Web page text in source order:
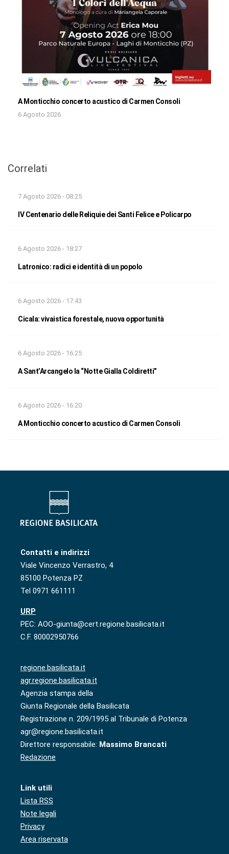
A Monticchio concerto acustico di Carmen Consoli
6 Agosto 2026
Correlati
7 Agosto 2026 - 08:25
IV Centenario delle Reliquie dei Santi Felice e Policarpo
6 Agosto 2026 - 18:27
Latronico: radici e identità di un popolo
6 Agosto 2026 - 17:43
Cicala: vivaistica forestale, nuova opportunità
6 Agosto 2026 - 16:25
A Sant’Arcangelo la “Notte Gialla Coldiretti”
6 Agosto 2026 - 16:20
A Monticchio concerto acustico di Carmen Consoli
Contatti e indirizzi
Viale Vincenzo Verrastro, 4
85100 Potenza PZ
Tel 0971 661111
URP
PEC: AOO-giunta@cert.regione.basilicata.it
C.F. 80002950766
regione.basilicata.it
agr.regione.basilicata.it
Agenzia stampa della
Giunta Regionale della Basilicata
Registrazione n. 209/1995 al Tribunale di Potenza
agr@regione.basilicata.it
Direttore responsabile: Massimo Brancati
Redazione
Link utili
Lista RSS
Note legali
Privacy
Area riservata